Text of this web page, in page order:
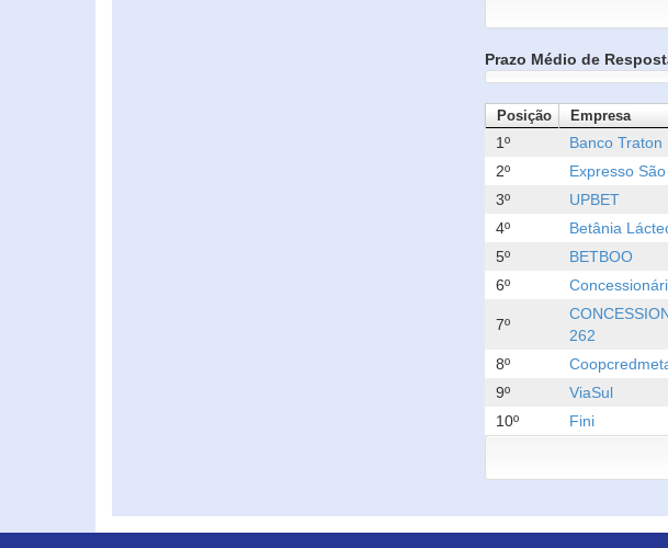
Prazo Médio de
Posição Empresa
1º Banco Traton
2º
Expresso
3º
UPBET
4º
Betânia
5º
BETBOO
6º
7º
262
8º
9º
ViaSul
10º
Fini